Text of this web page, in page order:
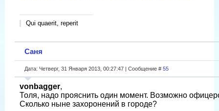
Qui quaerit, reperit
Саня
Дата: Четверг, 31 Января 2013, 00:27:47 | Сообщение # 55
vonbagger,
Толя, надо прояснить один момент. Возможно
Сколько ныне захоронений в городе?